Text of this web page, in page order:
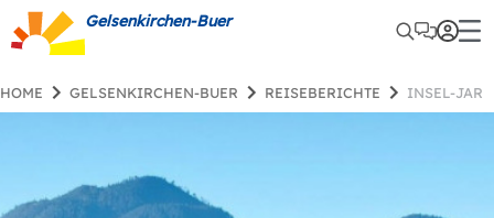
Gelsenkirchen-Buer
HOME GELSENKIRCHEN-BUER REISEBERICHTE INSEL-